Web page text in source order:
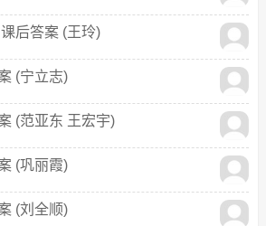
后答案 (王玲)
(宁立志)
(范亚东 王宏宇)
(巩丽霞)
(刘全顺)